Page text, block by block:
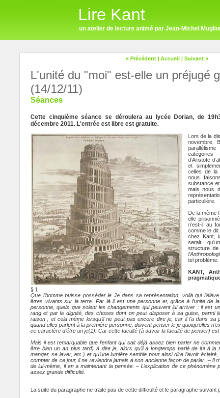
Lire Kant
un atelier de lecture animé par Jean-Michel
« Précédent | Accueil | Suivant »
L'unité du "moi" est-elle un préjugé
(14/12/11)
Séances
Cette cinquième séance se déroulera au lycée Dorian, de
décembre 2011. L'entrée est libre est gratuite.
Lors de la
novembre,
d’Aristote
et
celles de la
nous
substance
mais nous
particulière.
De la même
elle
n’est-il au
comme le
chez Kant,
serait
structure
tel problème.
KANT,
§ 1
Que l’homme puisse posséder le Je dans sa représentation, voilà qui
êtres vivants sur la terre. Par là il est une personne et, grâce à l’unité de
personne, quels que soient les changements qui peuvent lui arriver : il est
rang et par la dignité, des choses dont on peut disposer à sa guise, parmi
raison ; et cela même lorsqu’il ne peut pas encore dire je, car il l’a dans sa
quand elles parlent à la première personne, doivent penser le je quoiqu’elles
ce caractère d’être un je(1). Car cette faculté (à savoir la faculté de penser) est
Mais il est remarquable que l’enfant qui sait déjà assez bien parler ne
être bien un an plus tard) à dire je, alors qu’il a longtemps parlé de lui à la
manger, se lever, etc.) et qu’une lumière semble pour ainsi dire l’avoir
compter de ce jour, il ne reviendra jamais à son ancienne façon de parler. – Il
de lui-même, il en a maintenant la pensée. – L’explication de ce phénomène
assez grande difficulté.
La suite du paragraphe ne traite pas de cette difficulté et le paragraphe suivant